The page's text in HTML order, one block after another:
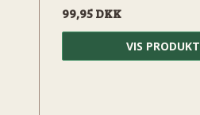
99,95 DKK
VIS PRODUKT